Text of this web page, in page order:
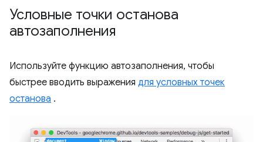
Условные точки останова
автозаполнения
Используйте функцию автозаполнения, чтобы
быстрее вводить выражения для условных точек
останова .